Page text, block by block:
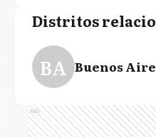
Distritos
BA Buenos
Ads